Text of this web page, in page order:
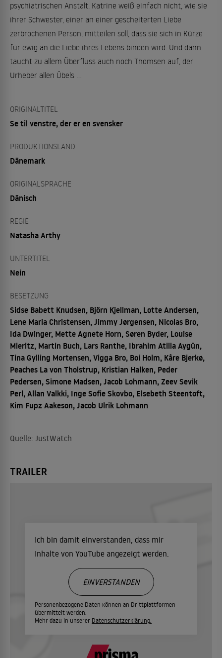
psychiatrischen Anstalt. Katrine weiß einfach nicht, wie sie
ihrer Schwester, einer an einer gescheiterten Liebe
zerbrochenen Person, mitteilen soll, dass sie sich in Kürze
für ewig an die Liebe ihres Lebens binden wird. Und dann
taucht zu allem Überfluss auch noch Thomsen auf, der
Urheber allen Übels …
ORIGINALTITEL
Se til venstre, der er en svensker
PRODUKTIONSLAND
Dänemark
ORIGINALSPRACHE
Dänisch
REGIE
Natasha Arthy
UNTERTITEL
Nein
BESETZUNG
Sidse Babett Knudsen, Björn Kjellman, Lotte Andersen,
Lene Maria Christensen, Jimmy Jørgensen, Nicolas Bro,
Ida Dwinger, Mette Agnete Horn, Søren Byder, Louise
Mieritz, Martin Buch, Lars Ranthe, Ibrahim Atilla Aygün,
Tina Gylling Mortensen, Vigga Bro, Boi Holm, Kåre Bjerkø,
Peaches La von Tholstrup, Kristian Halken, Peder
Pedersen, Simone Madsen, Jacob Lohmann, Zeev Sevik
Perl, Allan Valkki, Inge Sofie Skovbo, Elsebeth Steentoft,
Kim Fupz Aakeson, Jacob Ulrik Lohmann
Quelle: JustWatch
TRAILER
Ich bin damit einverstanden, dass mir
Inhalte von YouTube angezeigt werden.
Personenbezogene Daten können an Drittplattformen
übermittelt werden.
Mehr dazu in unserer Datenschutzerklärung.
EINVERSTANDEN